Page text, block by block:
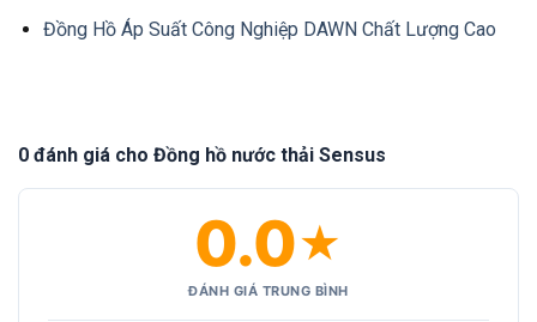
Đồng Hồ Áp Suất Công Nghiệp DAWN Chất Lượng Cao
0 đánh giá cho Đồng hồ nước thải Sensus
0.0★
ĐÁNH GIÁ TRUNG BÌNH